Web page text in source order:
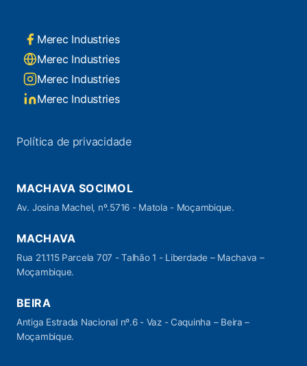
Merec Industries
Merec Industries
Merec Industries
Merec Industries
Política de privacidade
MACHAVA SOCIMOL
Av. Josina Machel, nº.5716 - Matola - Moçambique.
MACHAVA
Rua 21.115 Parcela 707 - Talhão 1 - Liberdade – Machava –
Moçambique.
BEIRA
Antiga Estrada Nacional nº.6 - Vaz - Caquinha – Beira –
Moçambique.